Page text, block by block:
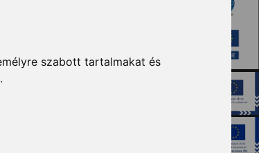
szabott tartalmakat és